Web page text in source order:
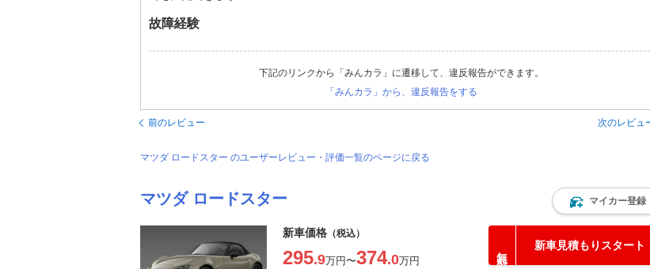
故障経験
下記のリンクから「みんカラ」に遷移して、違反報告ができます。
「みんカラ」から、違反報告をする
前のレビュー 次のレビュ
マツダ ロードスター のユーザーレビュー・評価一覧のページに戻る
マツダ ロードスター マイカー登録
新車価格 （税込）
295.9万円〜374.0万円
新車見積もりスタート